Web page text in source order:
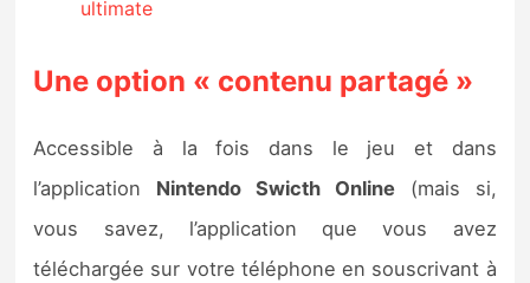
Une option « contenu partagé »
Accessible à la fois dans le jeu et dans
l’application Nintendo Swicth Online(mais si,
vous savez, l’application que vous avez
téléchargée sur votre téléphone en souscrivant à